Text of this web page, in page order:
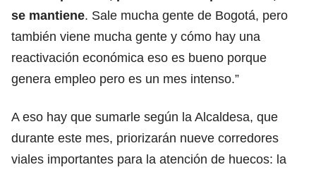
se mantiene. Sale mucha gente de Bogotá, pero
también viene mucha gente y cómo hay una
reactivación económica eso es bueno porque
genera empleo pero es un mes intenso.”
A eso hay que sumarle según la Alcaldesa, que
durante este mes, priorizarán nueve corredores
viales importantes para la atención de huecos: la